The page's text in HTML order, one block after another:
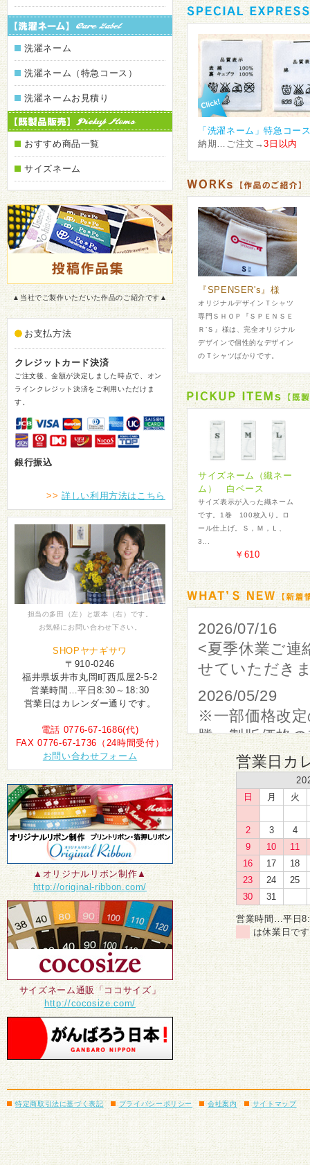
洗濯ネーム
洗濯ネーム（特急コース）
洗濯ネームお見積り
おすすめ商品一覧
サイズネーム
▲当社でご製作いただいた作品のご紹介です▲
お支払方法
クレジットカード決済
ご注文後、金額が決定しました時点で、オン
ラインクレジット決済をご利用いただけま
す。
銀行振込
>> 詳しい利用方法はこちら
担当の多田（左）と坂本（右）です。
お気軽にお問い合わせ下さい。
SHOPヤナギサワ
〒910-0246
福井県坂井市丸岡町西瓜屋2-5-2
営業時間…平日8:30～18:30
営業日はカレンダー通りです。
電話 0776-67-1686(代)
FAX 0776-67-1736（24時間受付）
お問い合わせフォーム
▲オリジナルリボン制作▲
http://original-ribbon.com/
サイズネーム通販「ココサイズ」
http://cocosize.com/
「洗濯ネーム」特急コー
納期…ご注文→3日以内
『SPENSER's』様
オリジナルデザインＴシャツ
専門ＳＨＯＰ『ＳＰＥＮＳＥ
Ｒ’Ｓ』様は、完全オリジナル
デザインで個性的なデザイン
のＴシャツばかりです。
サイズネーム（織ネー
ム） 白ベース
サイズ表示が入った織ネーム
です。1巻 100枚入り。ロ
ール仕上げ。Ｓ，Ｍ，Ｌ、
3...
￥610
2026/07/16
<夏季休業ご
せていただき
2026/05/29
※一部価格改
騰・製版価格
すが2026年6
なりました。
2026/03/24
生地 リネンテ
2026/03/18
コットンの洗
い。
2026/02/25
オリジナルリ
なります。
2025/06/06
生地 綿平生成
2025/04/01
※価格改定のお
版価格の改定
０２５年５月
ました。
2024/01/02
◆このたびの
営業日カ
日
月 火
2 3
4
9
10
11
16
17
18
23
24
25
30
31
営業時間…平日
は休業日で
特定商取引法に基づく表記 プライバシーポリシー 会社案内 サイトマップ